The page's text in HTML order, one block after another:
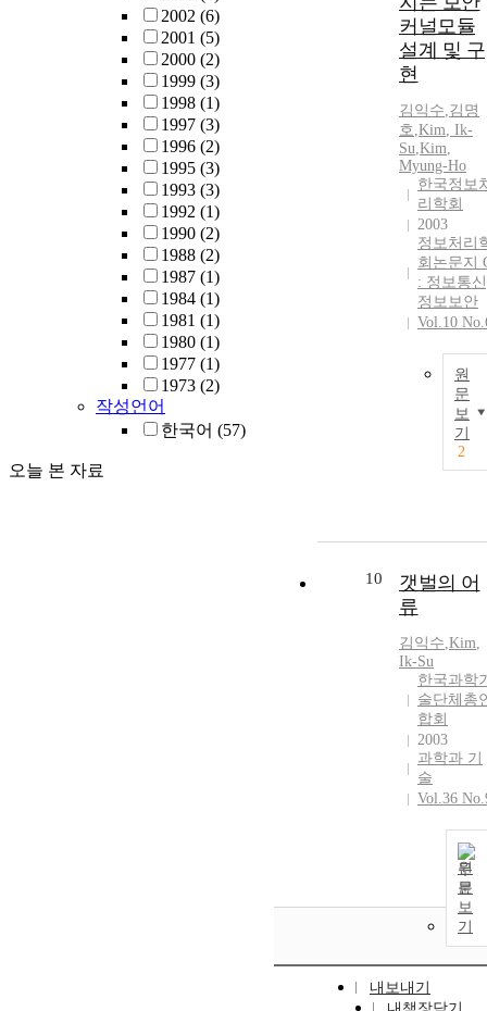
2002 (6)
2001 (5)
2000 (2)
1999 (3)
1998 (1)
1997 (3)
1996 (2)
1995 (3)
1993 (3)
1992 (1)
1990 (2)
1988 (2)
1987 (1)
1984 (1)
1981 (1)
1980 (1)
1977 (1)
1973 (2)
작성언어
한국어 (57)
오늘 본 자료
커널모듈
설계 및 구
현
김익수,김명
호,Kim, Ik-
Su,Kim,
Myung-Ho
한국정보
리학회
2003
정보처리
회논문지
: 정보통
정보보안
Vol.10
원
문
보
기
2
10
갯벌의 어
류
김익수,Kim,
Ik-Su
한국과학
술단체총
합회
2003
과학과 기
술
Vol.36
원
문
보
기
내보내기